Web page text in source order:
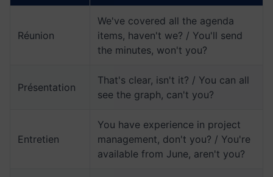
Réunion
We've covered all the agenda
items, haven't we? / You'll send
the minutes, won't you?
Présentation
That's clear, isn't it? / You can all
see the graph, can't you?
Entretien
You have experience in project
management, don't you? / You're
available from June, aren't you?